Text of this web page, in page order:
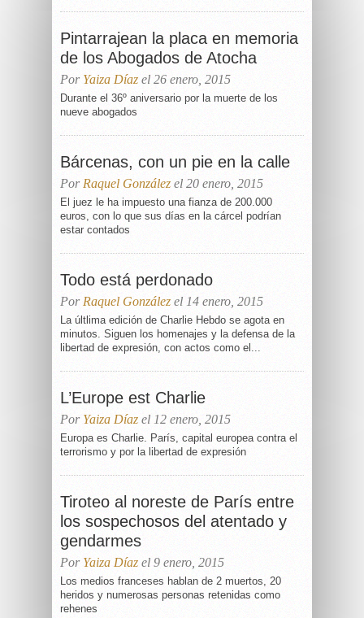
Pintarrajean la placa en memoria
de los Abogados de Atocha
Por Yaiza Díaz el 26 enero, 2015
Durante el 36º aniversario por la muerte de los
nueve abogados
Bárcenas, con un pie en la calle
Por Raquel González el 20 enero, 2015
El juez le ha impuesto una fianza de 200.000
euros, con lo que sus días en la cárcel podrían
estar contados
Todo está perdonado
Por Raquel González el 14 enero, 2015
La últlima edición de Charlie Hebdo se agota en
minutos. Siguen los homenajes y la defensa de la
libertad de expresión, con actos como el...
L’Europe est Charlie
Por Yaiza Díaz el 12 enero, 2015
Europa es Charlie. París, capital europea contra el
terrorismo y por la libertad de expresión
Tiroteo al noreste de París entre
los sospechosos del atentado y
gendarmes
Por Yaiza Díaz el 9 enero, 2015
Los medios franceses hablan de 2 muertos, 20
heridos y numerosas personas retenidas como
rehenes